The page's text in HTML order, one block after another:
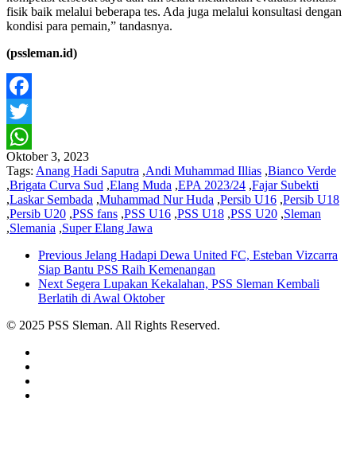
fisik baik melalui beberapa tes. Ada juga melalui konsultasi dengan
kondisi para pemain,” tandasnya.
(pssleman.id)
Facebook
Twitter
WhatsApp
Oktober 3, 2023
Tags: Anang Hadi Saputra ,Andi Muhammad Illias ,Bianco Verde
,Brigata Curva Sud ,Elang Muda ,EPA 2023/24 ,Fajar Subekti
,Laskar Sembada ,Muhammad Nur Huda ,Persib U16 ,Persib U18
,Persib U20 ,PSS fans ,PSS U16 ,PSS U18 ,PSS U20 ,Sleman
,Slemania ,Super Elang Jawa
Previous Jelang Hadapi Dewa United FC, Esteban Vizcarra
Siap Bantu PSS Raih Kemenangan
Next Segera Lupakan Kekalahan, PSS Sleman Kembali
Berlatih di Awal Oktober
© 2025 PSS Sleman. All Rights Reserved.